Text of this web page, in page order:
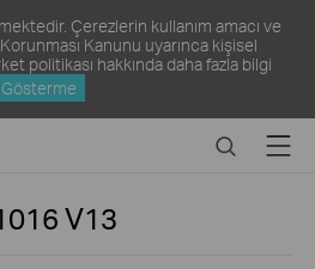
Çerezlerin kullanım amacı ve
Kanunu uyarınca kişisel
politikası hakkında daha fazla bilgi
SearchMenu
V13